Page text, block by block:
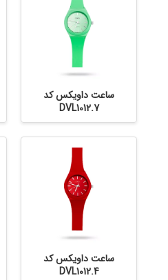
ساعت داویکس کد
DVL1012.7
ساعت داویکس کد
DVL1012.4